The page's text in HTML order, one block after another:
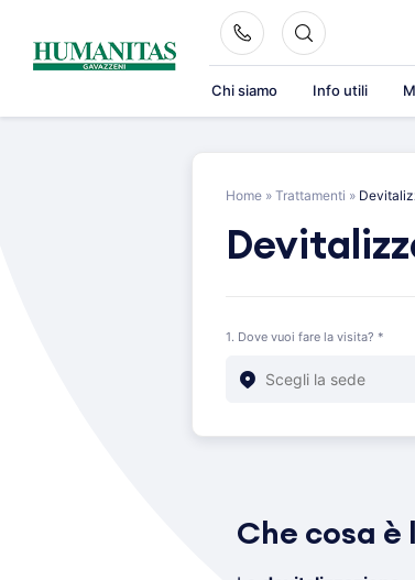
content
Chi siamo Info utili
Home » Trattamenti »
1. Dove vuoi fare la visita? *
Che cosa è